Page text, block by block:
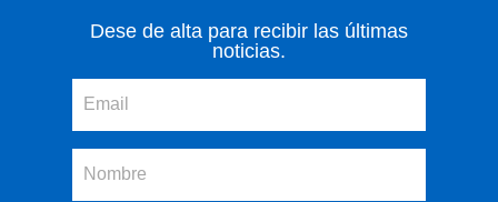
Dese de alta para recibir las últimas
noticias.